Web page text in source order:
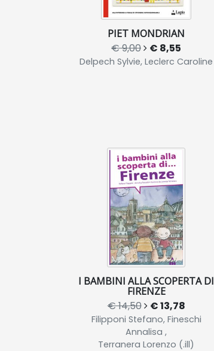
PIET MONDRIAN
€ 9,00 € 8,55
Delpech Sylvie, Leclerc Caroline
I BAMBINI ALLA SCOPERTA DI
FIRENZE
€ 14,50 € 13,78
Filipponi Stefano, Fineschi
Annalisa ,
Terranera Lorenzo (.ill)